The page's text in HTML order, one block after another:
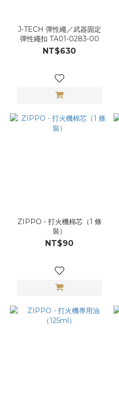
J‑TECH 彈性繩／武器固定
彈性繩扣 TA01‑0283‑00
NT$630
ZIPPO - 打火機棉芯（1 條
裝）
NT$90